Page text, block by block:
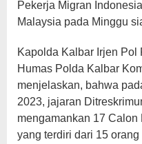
Pekerja Migran
Malaysia pada Minggu
Kapolda Kalbar Irjen Pol
Humas Polda Kalbar
menjelaskan, bahwa
2023, jajaran
mengamankan 17
yang terdiri dari 15